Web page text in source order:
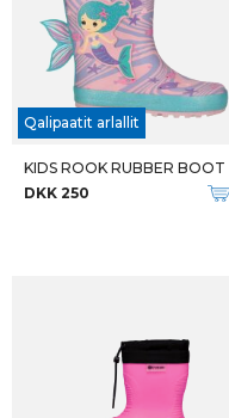
Qalipaatit arlallit
KIDS ROOK RUBBER BOOT
DKK 250